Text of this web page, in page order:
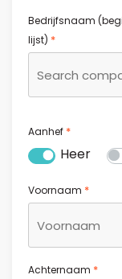
Bedrijfsnaam
lijst) *
Aanhef *
Heer
Voornaam *
Achternaam *